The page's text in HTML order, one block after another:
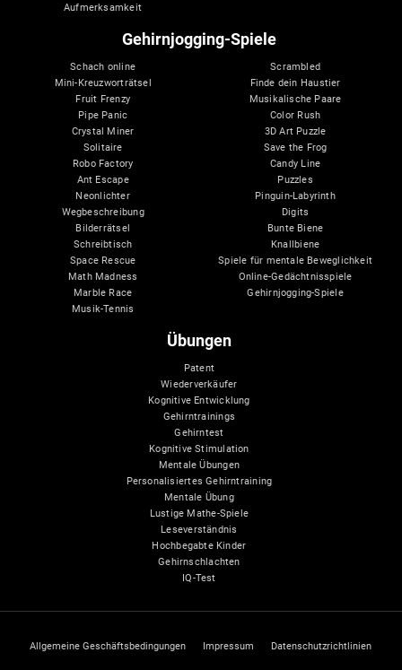
Aufmerksamkeit
Gehirnjogging-Spiele
Schach online
Mini-Kreuzworträtsel
Fruit Frenzy
Pipe Panic
Crystal Miner
Solitaire
Robo Factory
Ant Escape
Neonlichter
Wegbeschreibung
Bilderrätsel
Schreibtisch
Space Rescue
Math Madness
Marble Race
Musik-Tennis
Scrambled
Finde dein Haustier
Musikalische Paare
Color Rush
3D Art Puzzle
Save the Frog
Candy Line
Puzzles
Pinguin-Labyrinth
Digits
Bunte Biene
Knallbiene
Spiele für mentale Beweglichkeit
Online-Gedächtnisspiele
Gehirnjogging-Spiele
Übungen
Patent
Wiederverkäufer
Kognitive Entwicklung
Gehirntrainings
Gehirntest
Kognitive Stimulation
Mentale Übungen
Personalisiertes Gehirntraining
Mentale Übung
Lustige Mathe-Spiele
Leseverständnis
Hochbegabte Kinder
Gehirnschlachten
IQ-Test
Allgemeine Geschäftsbedingungen Impressum Datenschutzrichtlinien